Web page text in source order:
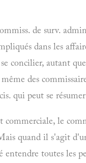
de surv.
dans les
concilier, autant
des
qui peut se
le
quand il s'agit
toutes les